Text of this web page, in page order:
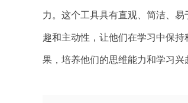
力。这个工具具有直观、简洁、
趣和主动性，让他们在学习中保
果，培养他们的思维能力和学习兴